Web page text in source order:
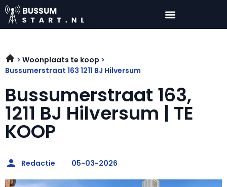
Woonplaats te koop
Bussumerstraat 163 1211 BJ Hilversum
Bussumerstraat 163,
1211 BJ Hilversum | TE
KOOP
Redactie 05-03-2026